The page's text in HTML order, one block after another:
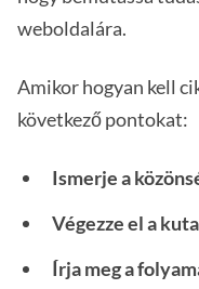
weboldalára.
Amikor hogyan kell
következő pontokat:
Ismerje a
Végezze el a
Írja meg a